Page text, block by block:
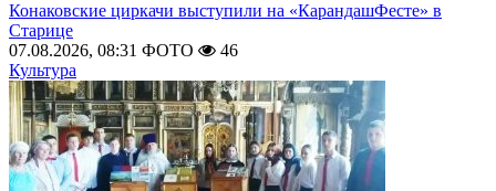
Конаковские циркачи выступили на «КарандашФесте» в
Старице
07.08.2026, 08:31 ФОТО
46
Культура